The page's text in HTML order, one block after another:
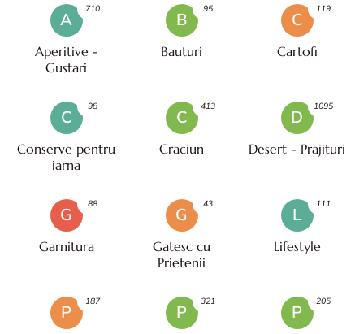
A
Aperitive -
Gustari
710
B
Bauturi
95
C
Cartofi
119
C
Conserve pentru
iarna
98
C
Craciun
413
D
Desert - Prajituri
1095
G
Garnitura
88
G
Gatesc cu
Prietenii
43
L
Lifestyle
111
P
187
P
321
P
205